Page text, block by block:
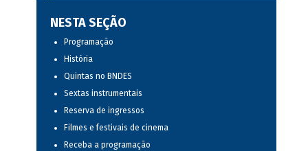
NESTA SEÇÃO
Programação
História
Quintas no BNDES
Sextas instrumentais
Reserva de ingressos
Filmes e festivais de cinema
Receba a programação